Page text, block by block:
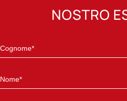
NOSTRO